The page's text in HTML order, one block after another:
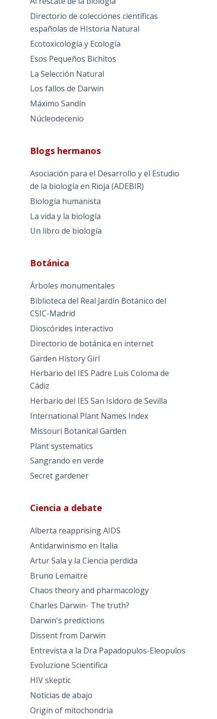
Directorio de colecciones científicas
españolas de HIstoria Natural
Ecotoxicología y Ecología
Esos Pequeños Bichitos
La Selección Natural
Los fallos de Darwin
Máximo Sandín
Núcleodecenio
Blogs hermanos
Asociación para el Desarrollo y el Estudio
de la biología en Rioja (ADEBIR)
Biología humanista
La vida y la biología
Un libro de biología
Botánica
Árboles monumentales
Biblioteca del Real Jardín Botánico del
CSIC-Madrid
Dioscórides interactivo
Directorio de botánica en internet
Garden History Girl
Herbario del IES Padre Luis Coloma de
Cádiz
Herbario del IES San Isidoro de Sevilla
International Plant Names Index
Missouri Botanical Garden
Plant systematics
Sangrando en verde
Secret gardener
Ciencia a debate
Alberta reapprising AIDS
Antidarwinismo en Italia
Artur Sala y la Ciencia perdida
Bruno Lemaitre
Chaos theory and pharmacology
Charles Darwin- The truth?
Darwin's predictions
Dissent from Darwin
Entrevista a la Dra Papadopulos-Eleopulos
Evoluzione Scientifica
HIV skeptic
Noticias de abajo
Origin of mitochondria